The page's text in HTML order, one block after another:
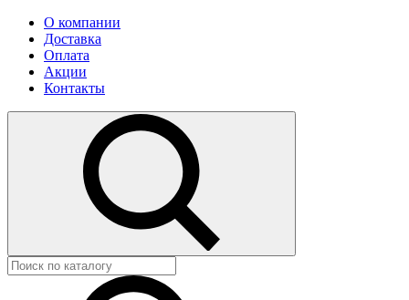
О компании
Доставка
Оплата
Акции
Контакты